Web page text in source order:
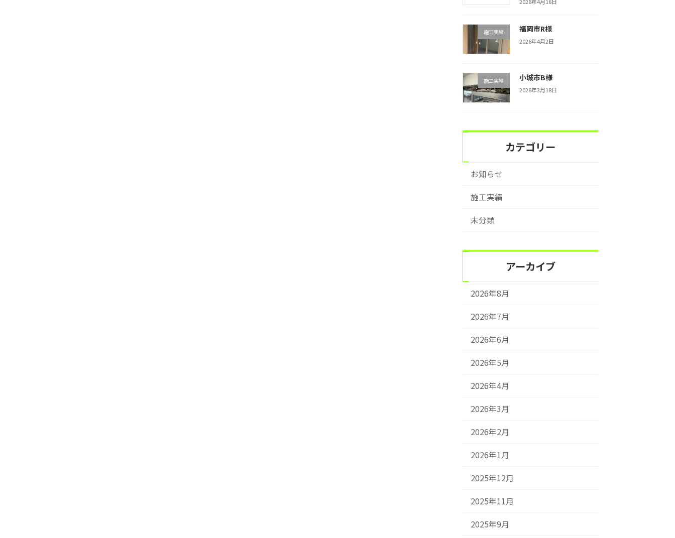
施工実績 福岡市R様
2026年4月2日
施工実績 小城市B様
2026年3月18日
カテゴリー
お知らせ
施工実績
未分類
アーカイブ
2026年8月
2026年7月
2026年6月
2026年5月
2026年4月
2026年3月
2026年2月
2026年1月
2025年12月
2025年11月
2025年9月